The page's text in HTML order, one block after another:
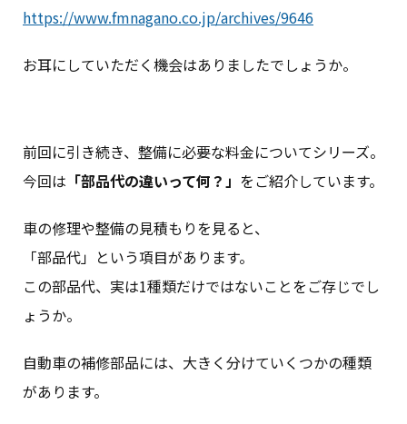
https://www.fmnagano.co.jp/archives/9646
お耳にしていただく機会はありましたでしょうか。
前回に引き続き、整備に必要な料金についてシリーズ。
今回は 「部品代の違いって何？」 をご紹介しています。
車の修理や整備の見積もりを見ると、
「部品代」という項目があります。
この部品代、実は1種類だけではないことをご存じでし
ょうか。
自動車の補修部品には、大きく分けていくつかの種類
があります。